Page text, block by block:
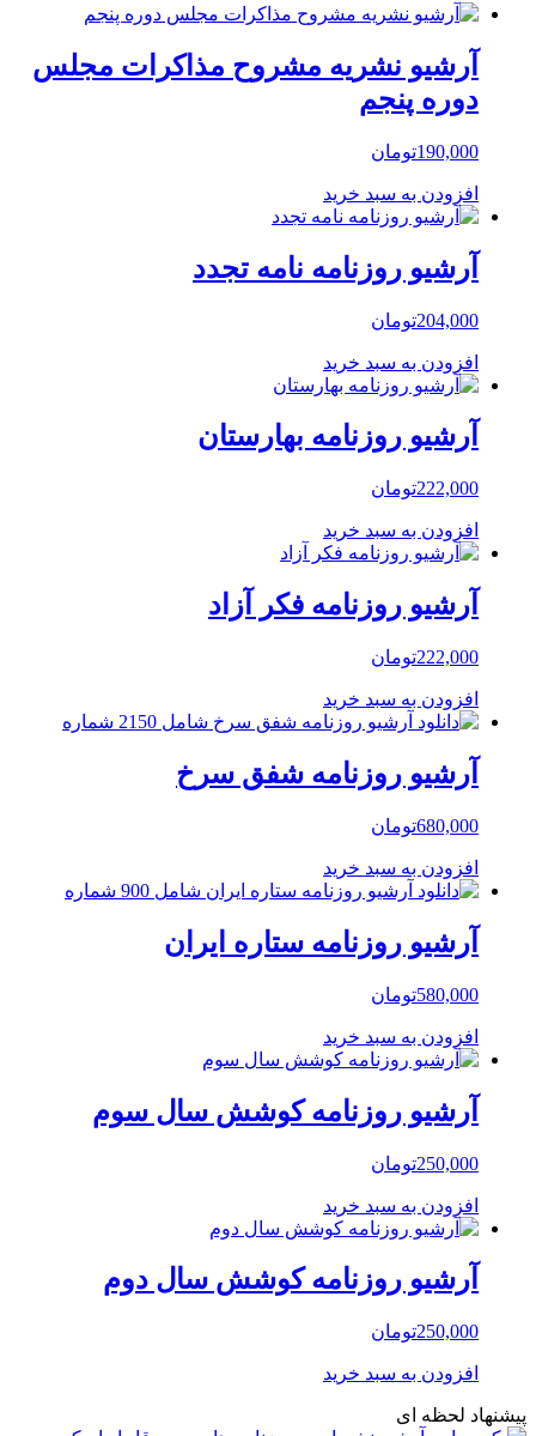
آرشیو نشریه مشروح مذاکرات مجلس
دوره پنجم
190,000تومان
افزودن به سبد خرید
آرشیو روزنامه نامه تجدد
204,000تومان
افزودن به سبد خرید
آرشیو روزنامه بهارستان
222,000تومان
افزودن به سبد خرید
آرشیو روزنامه فکر آزاد
222,000تومان
افزودن به سبد خرید
آرشیو روزنامه شفق سرخ
680,000تومان
افزودن به سبد خرید
آرشیو روزنامه ستاره ایران
580,000تومان
افزودن به سبد خرید
آرشیو روزنامه کوشش سال سوم
250,000تومان
افزودن به سبد خرید
آرشیو روزنامه کوشش سال دوم
250,000تومان
افزودن به سبد خرید
پیشنهاد لحظه ای